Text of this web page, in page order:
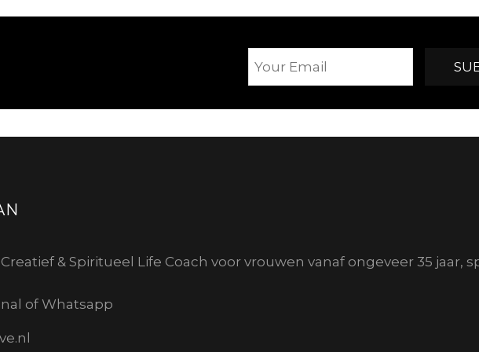
& Spiritueel Life Coach voor vrouwen vanaf ongeveer 35 jaar,
of Whatsapp